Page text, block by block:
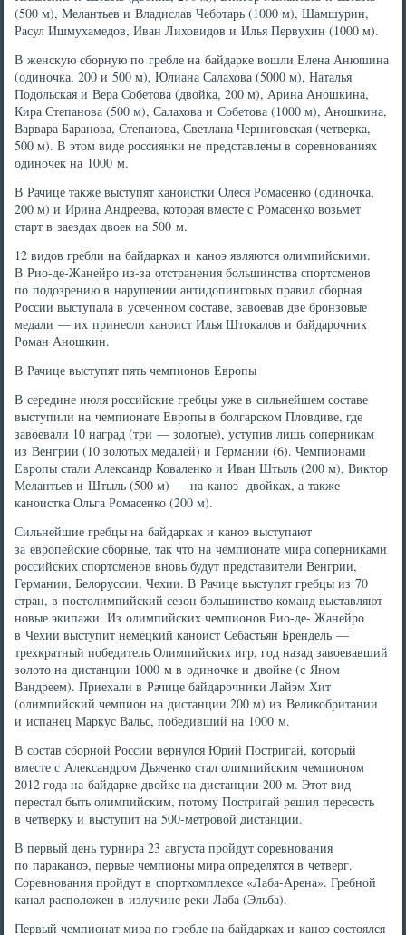
(500 м), Мелантьев и Владислав Чеботарь (1000 м), Шамшурин,
Расул Ишмухамедов, Иван Лиховидов и Илья Первухин (1000 м).
В женскую сборную по гребле на байдарке вошли Елена Анюшина
(одиночка, 200 и 500 м), Юлиана Салахова (5000 м), Наталья
Подольская и Вера Собетова (двойка, 200 м), Арина Аношкина,
Кира Степанова (500 м), Салахова и Собетова (1000 м), Аношкина,
Варвара Баранова, Степанова, Светлана Черниговская (четверка,
500 м). В этом виде россиянки не представлены в соревнованиях
одиночек на 1000 м.
В Рачице также выступят каноистки Олеся Ромасенко (одиночка,
200 м) и Ирина Андреева, которая вместе с Ромасенко возьмет
старт в заездах двоек на 500 м.
12 видов гребли на байдарках и каноэ являются олимпийскими.
В Рио-де-Жанейро из-за отстранения большинства спортсменов
по подозрению в нарушении антидопинговых правил сборная
России выступала в усеченном составе, завоевав две бронзовые
медали — их принесли каноист Илья Штокалов и байдарочник
Роман Аношкин.
В Рачице выступят пять чемпионов Европы
В середине июля российские гребцы уже в сильнейшем составе
выступили на чемпионате Европы в болгарском Пловдиве, где
завоевали 10 наград (три — золотые), уступив лишь соперникам
из Венгрии (10 золотых медалей) и Германии (6). Чемпионами
Европы стали Александр Коваленко и Иван Штыль (200 м), Виктор
Мелантьев и Штыль (500 м) — на каноэ- двойках, а также
каноистка Ольга Ромасенко (200 м).
Сильнейшие гребцы на байдарках и каноэ выступают
за европейские сборные, так что на чемпионате мира соперниками
российских спортсменов вновь будут представители Венгрии,
Германии, Белоруссии, Чехии. В Рачице выступят гребцы из 70
стран, в постолимпийский сезон большинство команд выставляют
новые экипажи. Из олимпийских чемпионов Рио-де- Жанейро
в Чехии выступит немецкий каноист Себастьян Брендель —
трехкратный победитель Олимпийских игр, год назад завоевавший
золото на дистанции 1000 м в одиночке и двойке (с Яном
Вандреем). Приехали в Рачице байдарочники Лайэм Хит
(олимпийский чемпион на дистанции 200 м) из Великобритании
и испанец Маркус Вальс, победивший на 1000 м.
В состав сборной России вернулся Юрий Постригай, который
вместе с Александром Дьяченко стал олимпийским чемпионом
2012 года на байдарке-двойке на дистанции 200 м. Этот вид
перестал быть олимпийским, потому Постригай решил пересесть
в четверку и выступит на 500-метровой дистанции.
В первый день турнира 23 августа пройдут соревнования
по параканоэ, первые чемпионы мира определятся в четверг.
Соревнования пройдут в спорткомплексе «Лаба-Арена». Гребной
канал расположен в излучине реки Лаба (Эльба).
Первый чемпионат мира по гребле на байдарках и каноэ состоялся